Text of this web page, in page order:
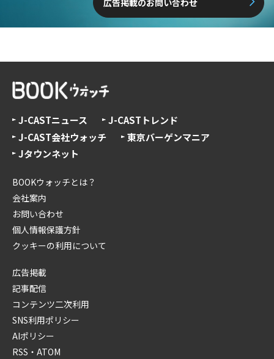
広告掲載のお問い合わせ
J-CASTニュース
J-CASTトレンド
J-CAST会社ウォッチ
東京バーゲンマニア
Jタウンネット
BOOKウォッチとは？
会社案内
お問い合わせ
個人情報保護方針
クッキーの利用について
広告掲載
記事配信
コンテンツ二次利用
SNS利用ポリシー
AIポリシー
RSS・ATOM